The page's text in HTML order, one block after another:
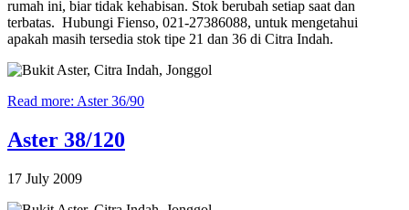
rumah ini, biar tidak kehabisan. Stok berubah setiap saat dan
terbatas. Hubungi Fienso, 021-27386088, untuk mengetahui
apakah masih tersedia stok tipe 21 dan 36 di Citra Indah.
Read more: Aster 36/90
Aster 38/120
17 July 2009